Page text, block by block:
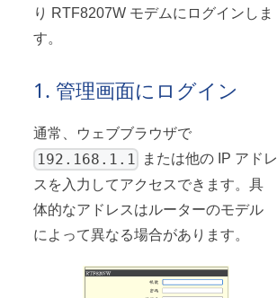
り RTF8207W モデムにログインしま
す。
1. 管理画面にログイン
通常、ウェブブラウザで
192.168.1.1
または他の IP アドレ
スを入力してアクセスできます。具
体的なアドレスはルーターのモデル
によって異なる場合があります。